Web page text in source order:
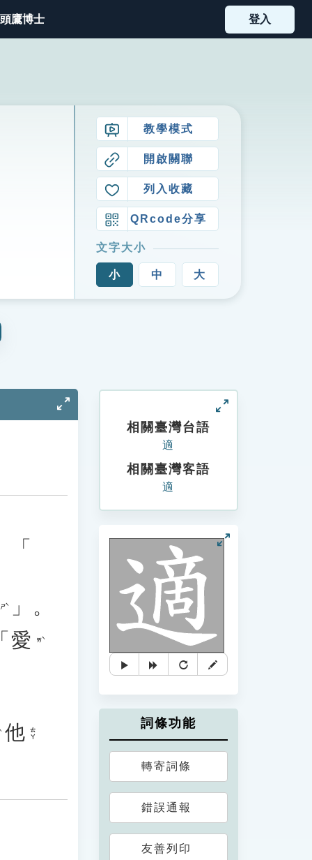
鷹博士 登入
教學模式
開啟關聯
列入收藏
QRcode分享
文字大小
小 中 大
「
ㄕˋ
」。
愛 ㄞˋ
他 ㄊㄚ
相關臺灣台語
適
相關臺灣客語
適
詞條功能
轉寄詞條
錯誤通報
友善列印